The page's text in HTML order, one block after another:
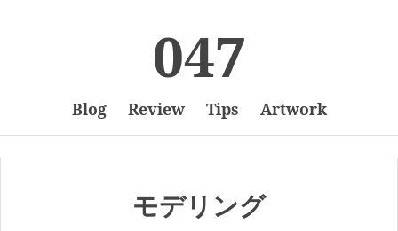
047
Blog Review Tips Artwork
モデリング